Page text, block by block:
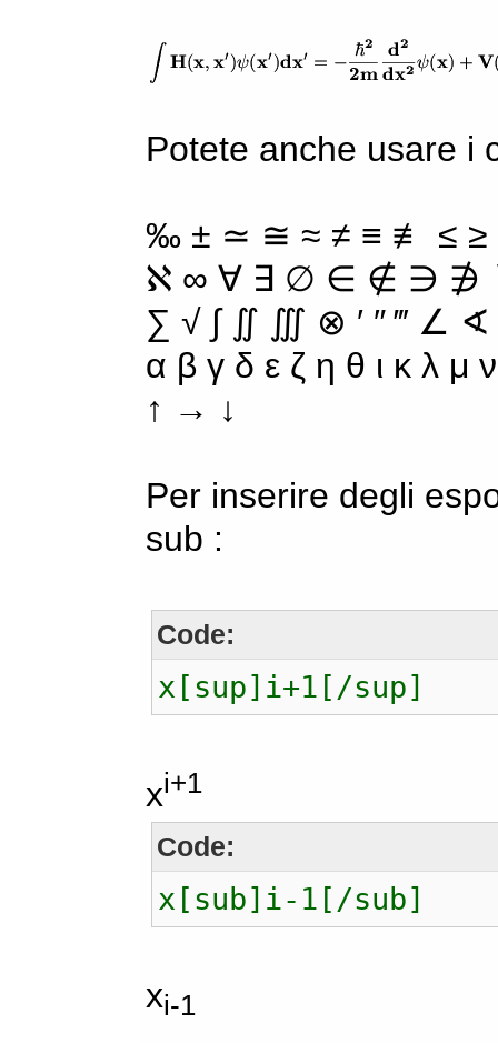
Potete anche usare i
‰ ± ≃ ≅ ≈ ≠ ≡ ≢ ≤
ℵ ∞ ∀ ∃ ∅ ∈ ∉ ∋ ∌
∑ √ ∫ ∬ ∭ ⊗ ′ ″ ‴ ∠
α β γ δ ε ζ η θ ι κ λ
↑ → ↓
Per inserire degli
sub :
Code:
x[sup]i+1[/sup]
xi+1
Code:
x[sub]i-1[/sub]
xi-1